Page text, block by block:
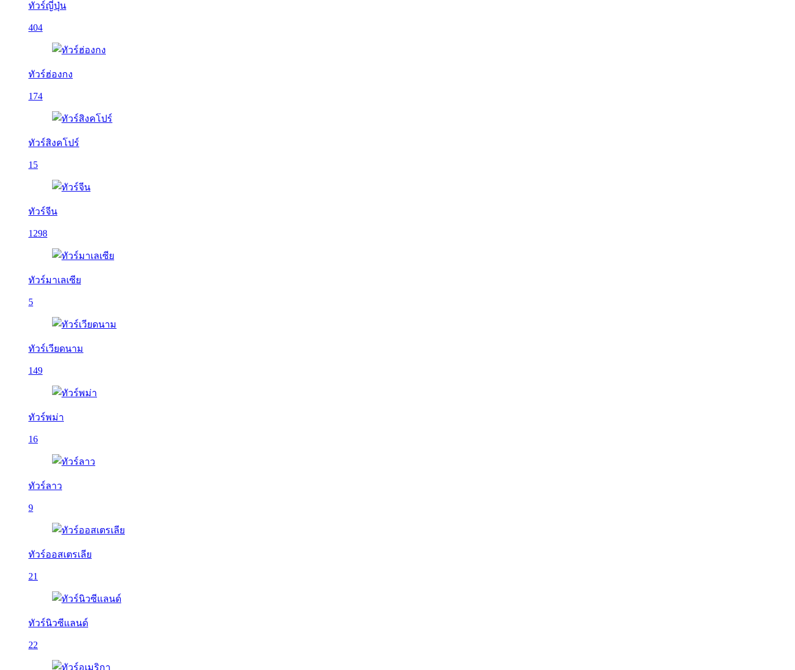
ทัวร์ญี่ปุ่น
404
ทัวร์ฮ่องกง
174
ทัวร์สิงคโปร์
15
ทัวร์จีน
1298
ทัวร์มาเลเซีย
5
ทัวร์เวียดนาม
149
ทัวร์พม่า
16
ทัวร์ลาว
9
ทัวร์ออสเตรเลีย
21
ทัวร์นิวซีแลนด์
22